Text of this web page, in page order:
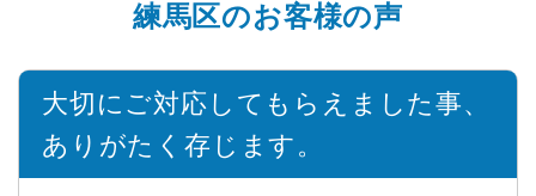
練馬区のお客様の声
大切にご対応してもらえました事、
ありがたく存じます。